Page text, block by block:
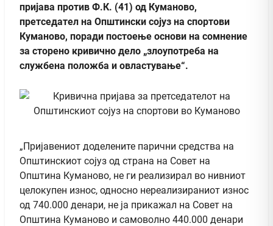
пријава против Ф.К. (41) од Куманово,
претседател на Општински сојуз на спортови
Куманово, поради постоење основи на сомнение
за сторено кривично дело „злоупотреба на
службена положба и овластување“.
„Пријавениот доделените парични средства на
Општинскиот сојуз од страна на Совет на
Општина Куманово, не ги реализирал во нивниот
целокупен износ, односно нереализираниот износ
од 740.000 денари, не ја прикажал на Совет на
Општина Куманово и самоволно 440.000 денари